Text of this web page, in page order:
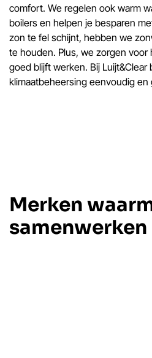
comfort. We regelen ook warm
boilers en helpen je besparen
zon te fel schijnt, hebben we
te houden. Plus, we zorgen
goed blijft werken. Bij Luijt&Clear
klimaatbeheersing eenvoudig en
Merken
samenwerken